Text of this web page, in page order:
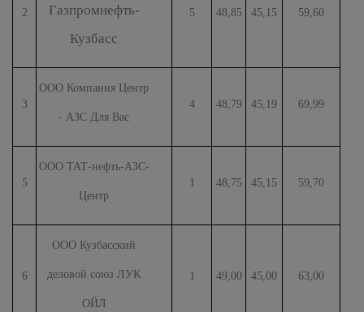
2
Газпромнефть-
Кузбасс
5 48,85 45,15 59,60
3
ООО Компания Центр
- АЗС Для Вас
4 48,79 45,19 69,99
5
ООО ТАТ-нефть-АЗС-
Центр
1 48,75 45,15 59,70
6
ООО Кузбасский
деловой союз ЛУК
ОЙЛ
1 49,00 45,00 63,00